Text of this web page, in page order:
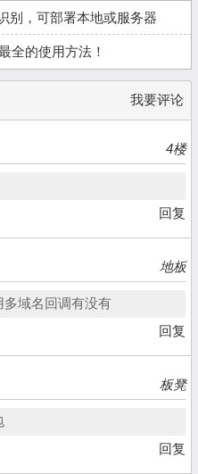
别，可部署本地或服务器
全的使用方法！
我要评论
4楼
回复
地板
域名回调有没有
回复
板凳
回复